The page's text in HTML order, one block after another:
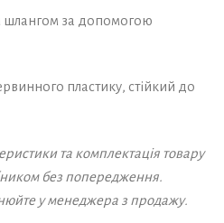
шлангом за допомогою
пластику, стійкий до
та комплектація товару
без попередження.
у менеджера з продажу.